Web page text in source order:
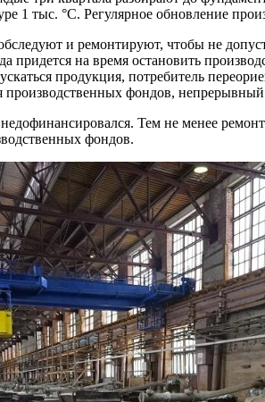
1 тыс. °C. Регулярное обновление
и ремонтируют, чтобы не
придется на время остановить
продукция, потребитель
фондов,
Тем не менее
фондов.